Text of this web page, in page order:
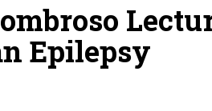
Epilepsy